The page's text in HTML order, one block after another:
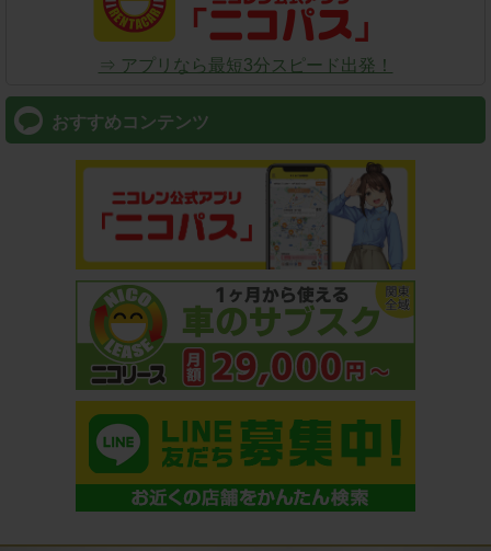
⇒ アプリなら最短3分スピード出発！
おすすめコンテンツ